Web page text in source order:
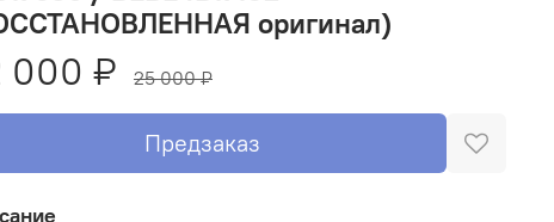
оригинал)
000 ₽ 25 000 ₽
Предзаказ